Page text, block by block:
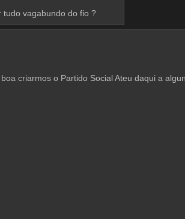
vagabundo do fio ?
criarmos o Partido Social Ateu daqui a